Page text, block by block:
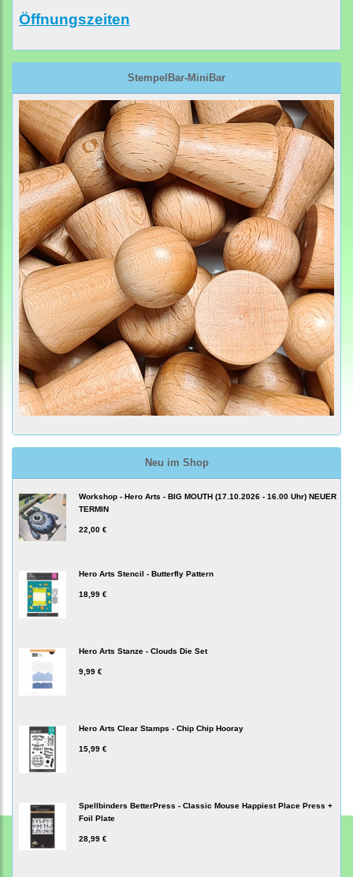
Öffnungszeiten
StempelBar-MiniBar
Neu im Shop
Workshop - Hero Arts - BIG MOUTH (17.10.2026 - 16.00 Uhr) NEUER
TERMIN
22,00 €
Hero Arts Stencil - Butterfly Pattern
18,99 €
Hero Arts Stanze - Clouds Die Set
9,99 €
Hero Arts Clear Stamps - Chip Chip Hooray
15,99 €
Spellbinders BetterPress - Classic Mouse Happiest Place Press +
Foil Plate
28,99 €